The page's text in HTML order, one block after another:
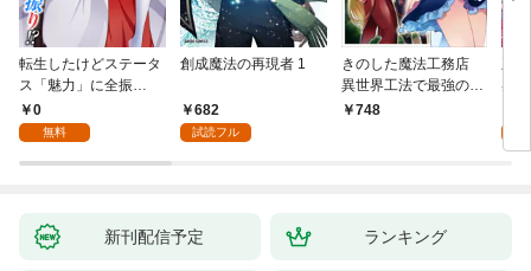
転生したけどステータ
ス「魅力」に全振
り！？(1)
0
無料
創成魔法の再現者 1
682
試読フル
きのした魔法工務店
異世界工法で最強の家
づくりを（コミック）
748
兆
る
新刊配信予定 ランキング